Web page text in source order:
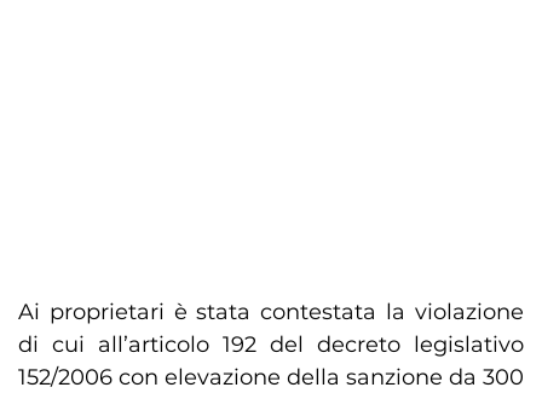
Ai proprietari è stata contestata la violazione
di cui all’articolo 192 del decreto legislativo
152/2006 con elevazione della sanzione da 300